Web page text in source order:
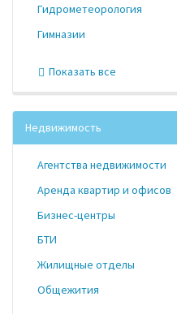
Гидрометеорология
Гимназии
Показать все
Недвижимость
Агентства недвижимости
Аренда квартир и офисов
Бизнес-центры
БТИ
Жилищные отделы
Общежития